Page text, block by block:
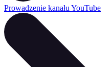
Prowadzenie kanału YouTube